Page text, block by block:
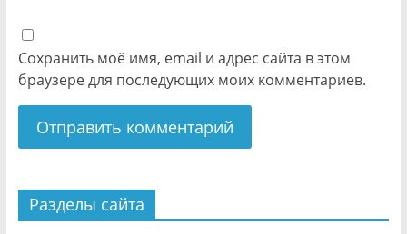
Сохранить моё имя, email и адрес сайта в этом
браузере для последующих моих комментариев.
Разделы сайта